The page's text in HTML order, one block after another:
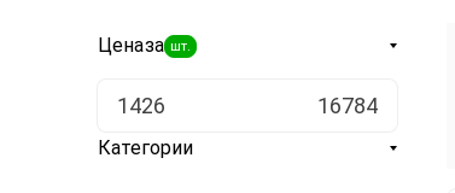
Ценаза шт.
Категории